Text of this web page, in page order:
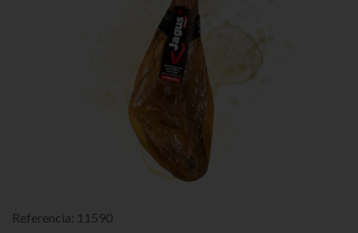
Referencia: 11590